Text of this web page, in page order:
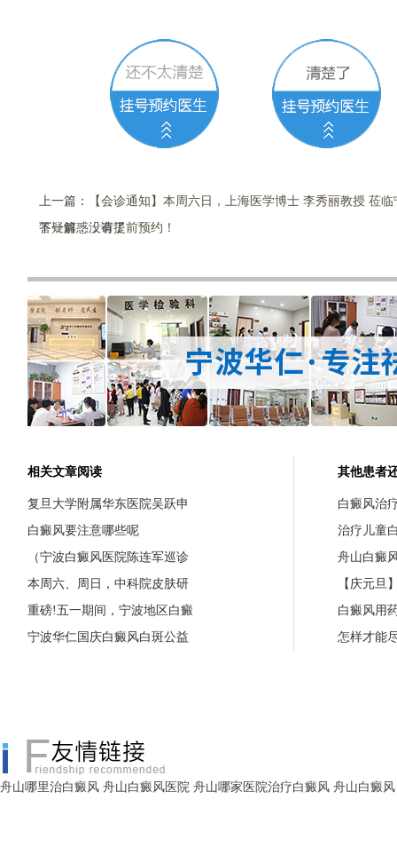
上一篇：
【会诊通知】本周六日，上海医学博士 李秀丽教授 莅
答疑解惑，请提前预约！
下一篇：没有了
相关文章阅读
复旦大学附属华东医院吴跃申
白癜风要注意哪些呢
（宁波白癜风医院陈连军巡诊
本周六、周日，中科院皮肤研
重磅!五一期间，宁波地区白癜
宁波华仁国庆白癜风白斑公益
其他患者
白癜风治
治疗儿童
舟山白癜
【庆元旦
白癜风用
怎样才能
舟山哪里治白癜风 舟山白癜风医院 舟山哪家医院治疗白癜风 舟山白癜风